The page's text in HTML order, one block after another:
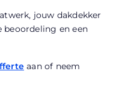
jouw dakdekker
beoordeling en een
aan of neem